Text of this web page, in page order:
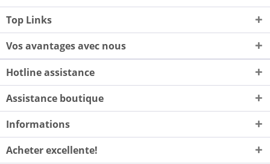
Top Links
Vos avantages avec nous
Hotline assistance
Assistance boutique
Informations
Acheter excellente!